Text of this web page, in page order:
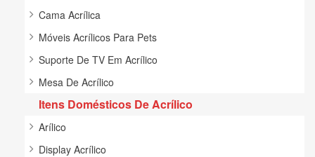
Cama Acrílica
Móveis Acrílicos Para Pets
Suporte De TV Em Acrílico
Mesa De Acrílico
Itens Domésticos De Acrílico
Arílico
Display Acrílico